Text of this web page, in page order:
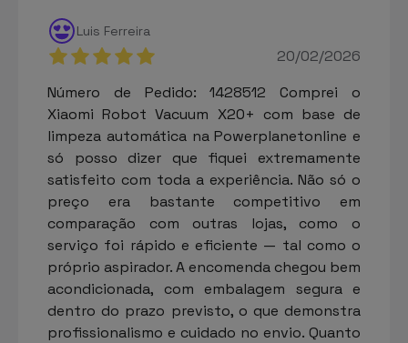
Luis Ferreira
20/02/2026
Número de Pedido: 1428512 Comprei o
Xiaomi Robot Vacuum X20+ com base de
limpeza automática na Powerplanetonline e
só posso dizer que fiquei extremamente
satisfeito com toda a experiência. Não só o
preço era bastante competitivo em
comparação com outras lojas, como o
serviço foi rápido e eficiente — tal como o
próprio aspirador. A encomenda chegou bem
acondicionada, com embalagem segura e
dentro do prazo previsto, o que demonstra
profissionalismo e cuidado no envio. Quanto